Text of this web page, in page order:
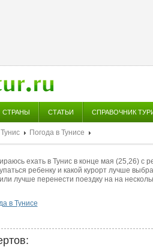
СТРАНЫ СТАТЬИ СПРАВОЧНИК
Тунис Погода в Тунисе
ехать в Тунис в конце мая (25,26) с
ребенку и какой курорт лучше
лучше перенести поездку на на
в Тунисе